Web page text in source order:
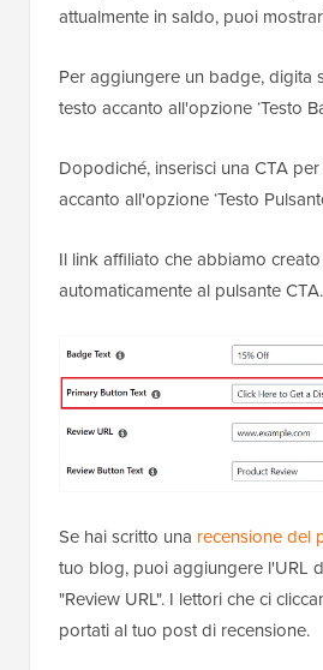
attualmente in saldo, puoi
Per aggiungere un badge, digita
testo accanto all'opzione ‘Testo
Dopodiché, inserisci una CTA
accanto all'opzione ‘Testo
Il link affiliato che abbiamo
automaticamente al pulsante CTA.
Se hai scritto una recensione del
tuo blog, puoi aggiungere l'URL
"Review URL". I lettori che ci
portati al tuo post di recensione.